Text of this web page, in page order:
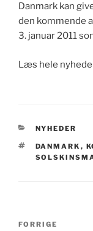
Danmark kan
den kommende
3. januar 2011
Læs hele
KATEGORIER
NYHEDER
TAGS
DANMARK ,
Forrige
FORRIGE